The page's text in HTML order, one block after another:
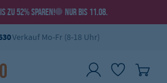
ZU 52% SPAREN! NUR BIS 11.08.
Verkauf Mo-Fr (8-18 Uhr)